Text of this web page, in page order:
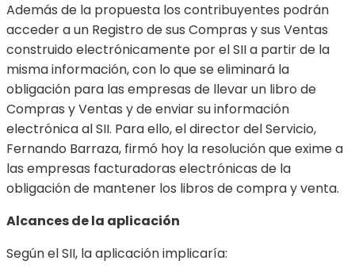
Además de la propuesta los contribuyentes podrán
acceder a un Registro de sus Compras y sus Ventas
construido electrónicamente por el SII a partir de la
misma información, con lo que se eliminará la
obligación para las empresas de llevar un libro de
Compras y Ventas y de enviar su información
electrónica al SII. Para ello, el director del Servicio,
Fernando Barraza, firmó hoy la resolución que exime a
las empresas facturadoras electrónicas de la
obligación de mantener los libros de compra y venta.
Alcances de la aplicación
Según el SII, la aplicación implicaría: